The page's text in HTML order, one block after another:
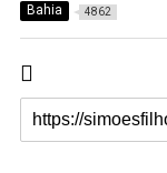
Bahia 4862